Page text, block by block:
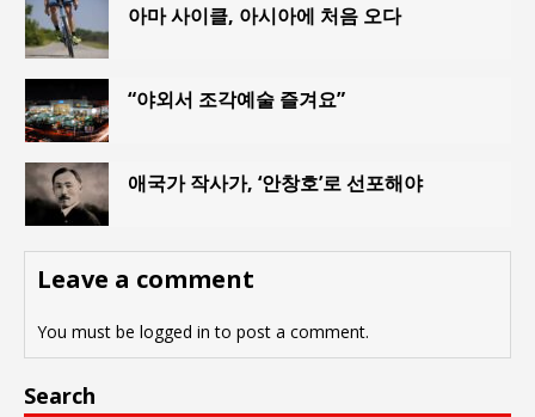
아마 사이클, 아시아에 처음 오다
“야외서 조각예술 즐겨요”
애국가 작사가, ‘안창호’로 선포해야
Leave a comment
You must be logged in to post a comment.
Search